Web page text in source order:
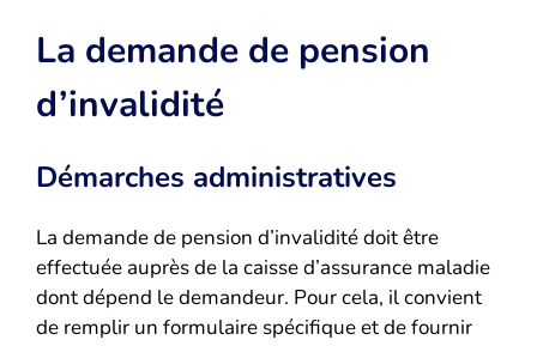
La demande de pension
d’invalidité
Démarches administratives
La demande de pension d’invalidité doit être
effectuée auprès de la caisse d’assurance maladie
dont dépend le demandeur. Pour cela, il convient
de remplir un formulaire spécifique et de fournir